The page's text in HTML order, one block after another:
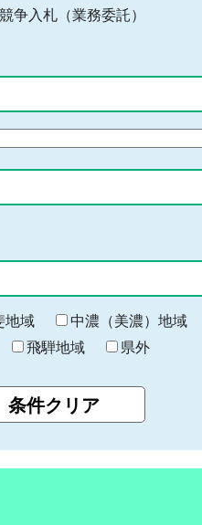
争入札（業務委託）
地域 中濃（美濃）地域
飛騨地域 県外